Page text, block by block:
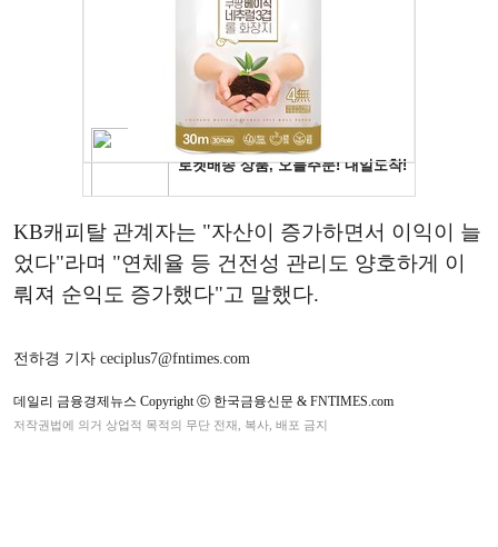
KB캐피탈 관계자는 "자산이 증가하면서 이익이 늘
었다"라며 "연체율 등 건전성 관리도 양호하게 이
뤄져 순익도 증가했다"고 말했다.
전하경 기자 ceciplus7@fntimes.com
데일리 금융경제뉴스 Copyright ⓒ 한국금융신문 & FNTIMES.com
저작권법에 의거 상업적 목적의 무단 전재, 복사, 배포 금지